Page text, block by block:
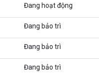
Đang hoạt động
Đang bảo trì
Đang bảo trì
Đang bảo trì